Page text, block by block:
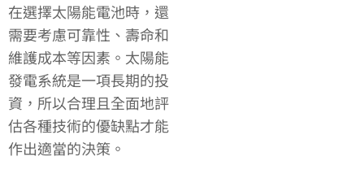
在選擇太陽能電池時，還
需要考慮可靠性、壽命和
維護成本等因素。太陽能
發電系統是一項長期的投
資，所以合理且全面地評
估各種技術的優缺點才能
作出適當的決策。